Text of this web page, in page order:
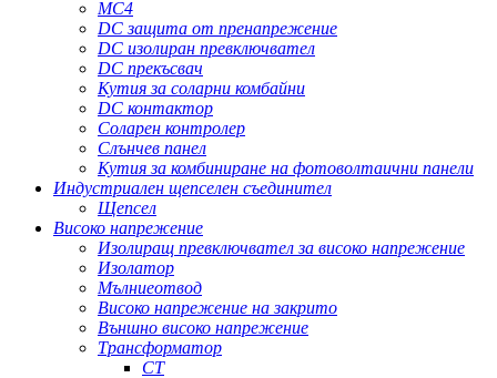
MC4
DC защита от пренапрежение
DC изолиран превключвател
DC прекъсвач
Кутия за соларни комбайни
DC контактор
Соларен контролер
Слънчев панел
Кутия за комбиниране на фотоволтаични панели
Индустриален щепселен съединител
Щепсел
Високо напрежение
Изолиращ превключвател за високо напрежение
Изолатор
Мълниеотвод
Високо напрежение на закрито
Външно високо напрежение
Трансформатор
CT